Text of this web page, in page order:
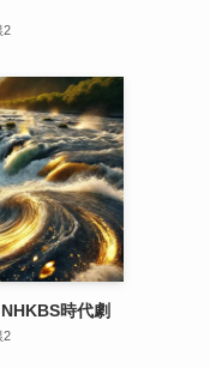
2
時代劇
2